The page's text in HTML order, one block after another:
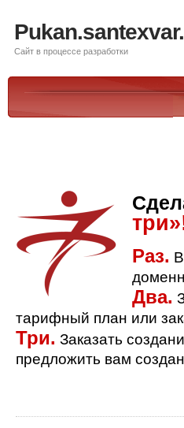
Сайт в процессе разработки
Раз.
Два.
тарифный план или
Три. Заказать
предложить вам